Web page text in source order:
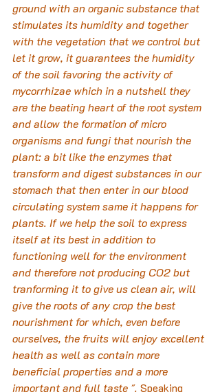
ground with an organic substance that
stimulates its humidity and together
with the vegetation that we control but
let it grow, it guarantees the humidity
of the soil favoring the activity of
mycorrhizae which in a nutshell they
are the beating heart of the root system
and allow the formation of micro
organisms and fungi that nourish the
plant: a bit like the enzymes that
transform and digest substances in our
stomach that then enter in our blood
circulating system same it happens for
plants. If we help the soil to express
itself at its best in addition to
functioning well for the environment
and therefore not producing CO2 but
tranforming it to give us clean air, will
give the roots of any crop the best
nourishment for which, even before
ourselves, the fruits will enjoy excellent
health as well as contain more
beneficial properties and a more
important and full taste ". Speaking